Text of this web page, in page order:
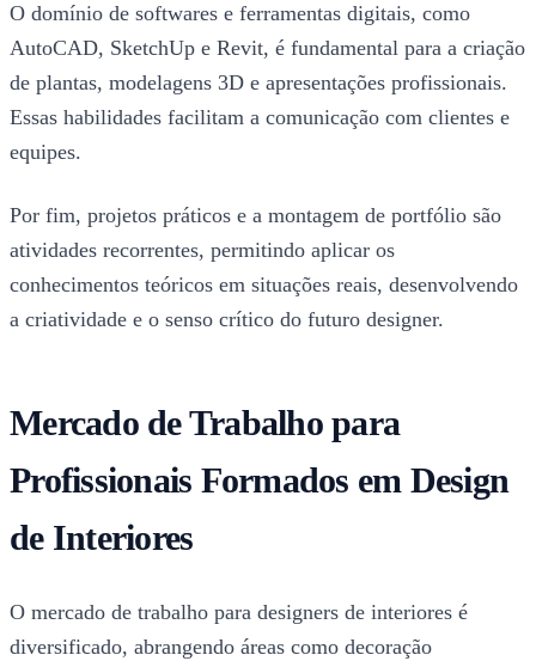
O domínio de softwares e ferramentas digitais, como
AutoCAD, SketchUp e Revit, é fundamental para a criação
de plantas, modelagens 3D e apresentações profissionais.
Essas habilidades facilitam a comunicação com clientes e
equipes.
Por fim, projetos práticos e a montagem de portfólio são
atividades recorrentes, permitindo aplicar os
conhecimentos teóricos em situações reais, desenvolvendo
a criatividade e o senso crítico do futuro designer.
Mercado de Trabalho para
Profissionais Formados em Design
de Interiores
O mercado de trabalho para designers de interiores é
diversificado, abrangendo áreas como decoração